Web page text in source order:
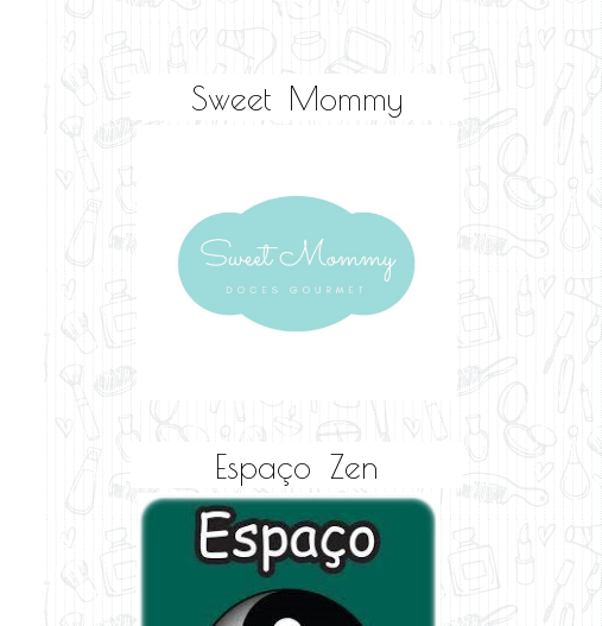
Sweet Mommy
Espaço Zen